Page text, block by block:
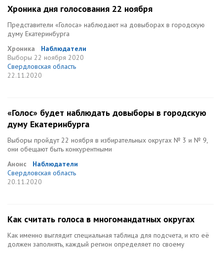
Хроника дня голосования 22 ноября
Представители «Голоса» наблюдают на довыборах в городскую
думу Екатеринбурга
Хроника
Наблюдатели
Выборы 22 ноября 2020
Свердловская область
22.11.2020
«Голос» будет наблюдать довыборы в городскую
думу Екатеринбурга
Выборы пройдут 22 ноября в избирательных округах № 3 и № 9,
они обещают быть конкурентными
Анонс
Наблюдатели
Свердловская область
20.11.2020
Как считать голоса в многомандатных округах
Как именно выглядит специальная таблица для подсчета, и кто её
должен заполнять, каждый регион определяет по своему